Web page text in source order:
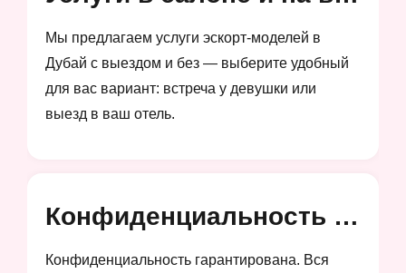
Мы предлагаем услуги эскорт-моделей в
Дубай с выездом и без — выберите удобный
для вас вариант: встреча у девушки или
выезд в ваш отель.
Конфиденциальность и анонимность
Конфиденциальность гарантирована. Вся